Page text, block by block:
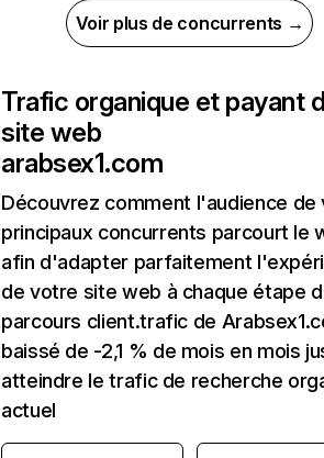
Voir plus de concurrents →
Trafic organique et payant
site web
arabsex1.com
Découvrez comment l'audience de
principaux concurrents parcourt le
afin d'adapter parfaitement
de votre site web à chaque étape
parcours client.trafic de
baissé de -2,1 % de mois en mois
atteindre le trafic de recherche
actuel